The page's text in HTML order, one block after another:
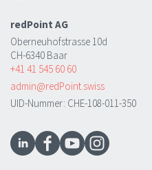
redPoint AG
Oberneuhofstrasse 10d
CH-6340 Baar
+41 41 545 60 60
admin@redPoint.swiss
UID-Nummer: CHE-108-011-350